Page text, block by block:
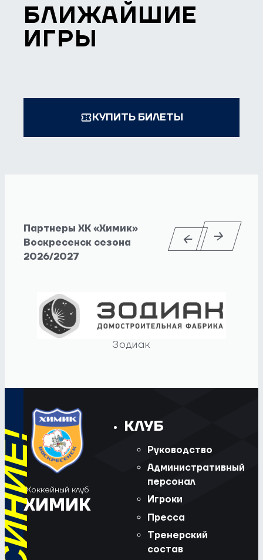
БЛИЖАЙШИЕ
ИГРЫ
КУПИТЬ БИЛЕТЫ
Партнеры ХК «Химик»
Воскресенск сезона
2026/2027
Зодиак
Хоккейный клуб
ХИМИК
КЛУБ
Руководство
Административный
персонал
Игроки
Пресса
Тренерский
состав